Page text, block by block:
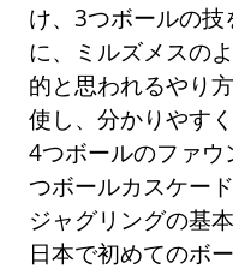
け、3つボールの
に、ミルズメスの
的と思われるやり
使し、分かりやす
4つボールのファ
つボールカスケー
ジャグリングの基
日本で初めてのボ